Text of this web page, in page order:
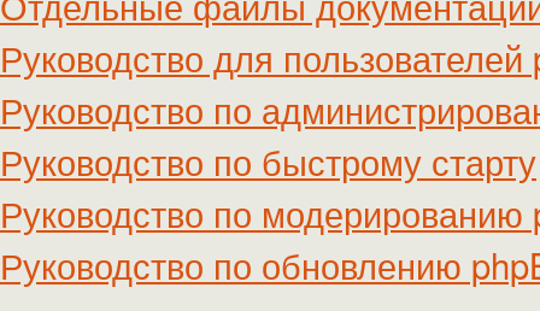
Руководство для пользователей
Руководство по
Руководство по быстрому старту
Руководство по модерированию
Руководство по обновлению